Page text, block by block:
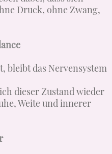
Druck, ohne Zwang,
bleibt das Nervensystem
dieser Zustand wieder
Weite und innerer